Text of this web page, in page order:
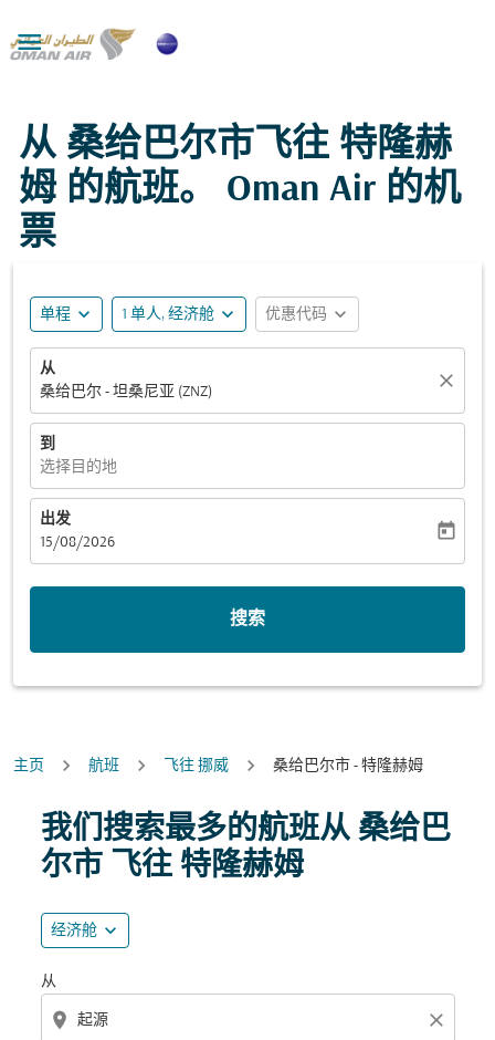

从 桑给巴尔市飞往 特隆赫
姆 的航班。 Oman Air 的机
票
单程 expand_more 1 单人, 经济舱 expand_more 优惠代码 expand_more
从
桑给巴尔 - 坦桑尼亚 (ZNZ)
close
到
选择目的地
出发
fc-booking-departure-date-aria-label
15/08/2026
today
搜索
主页 航班 飞往 挪威 桑给巴尔市 - 特隆赫姆
我们搜索最多的航班从 桑给巴
尔市 飞往 特隆赫姆
经济舱 expand_more
从
location_on close
尝试更新您的路线（出发地和/或目的地）或与下面的各